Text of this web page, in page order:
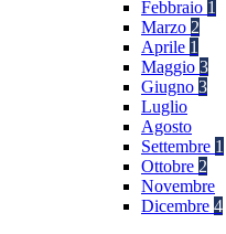
Febbraio 1
Marzo 2
Aprile 1
Maggio 3
Giugno 3
Luglio
Agosto
Settembre 1
Ottobre 2
Novembre
Dicembre 4